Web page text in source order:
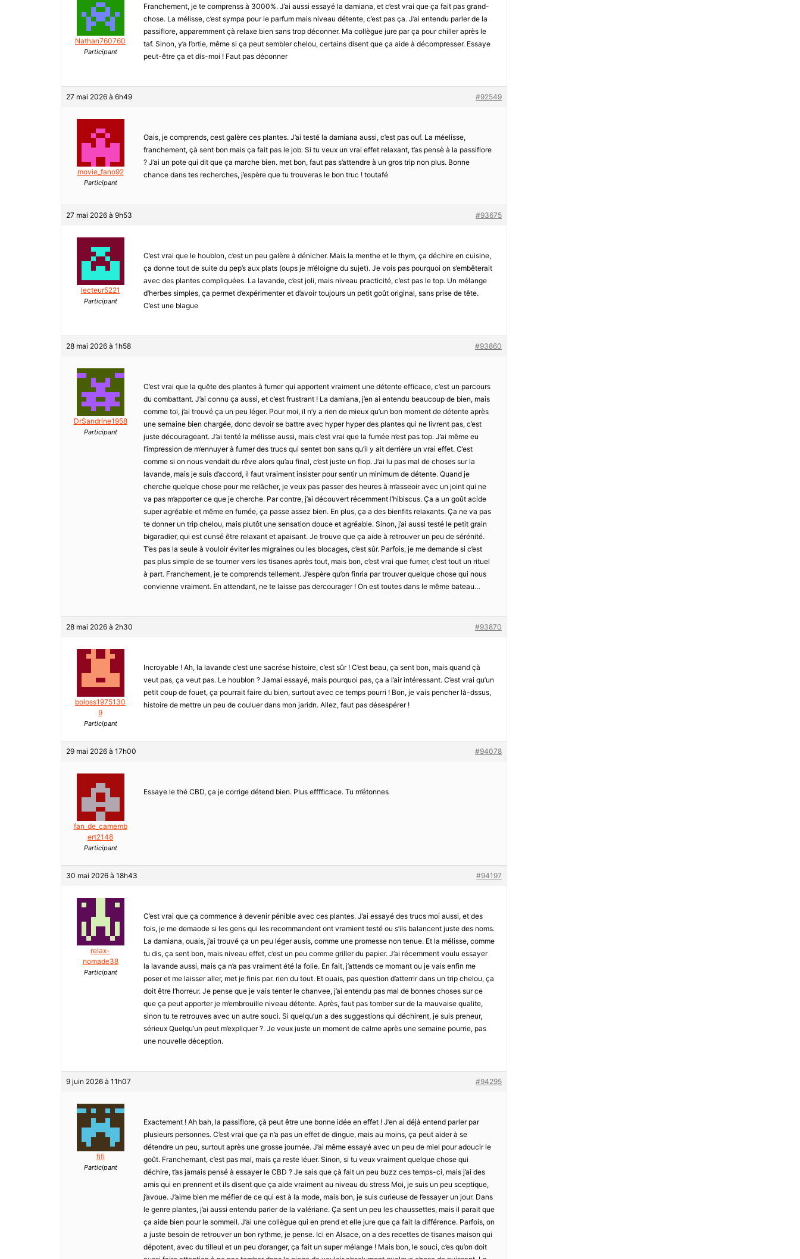
Nathan760760
Participant
Franchement, je te comprenss à 3000%. J’ai aussi essayé la damiana, et c’est vrai que ça fait pas grand-
chose. La mélisse, c’est sympa pour le parfum mais niveau détente, c’est pas ça. J’ai entendu parler de la
passiflore, apparemment çà relaxe bien sans trop déconner. Ma collègue jure par ça pour chiller après le
taf. Sinon, y’a l’ortie, même si ça peut sembler chelou, certains disent que ça aide à décompresser. Essaye
peut-être ça et dis-moi ! Faut pas déconner
27 mai 2026 à 6h49 #92549
movie_fano92
Participant
Oais, je comprends, cest galère ces plantes. J’ai testé la damiana aussi, c’est pas ouf. La méelisse,
franchement, çà sent bon mais ça fait pas le job. Si tu veux un vrai effet relaxant, t’as pensè à la passiflore
? J’ai un pote qui dit que ça marche bien. met bon, faut pas s’attendre à un gros trip non plus. Bonne
chance dans tes recherches, j’espère que tu trouveras le bon truc ! toutafé
27 mai 2026 à 9h53 #93675
lecteur5221
Participant
C’est vrai que le houblon, c’est un peu galère à dénicher. Mais la menthe et le thym, ça déchire en cuisine,
ça donne tout de suite du pep’s aux plats (oups je m’éloigne du sujet). Je vois pas pourquoi on s’embêterait
avec des plantes compliquées. La lavande, c’est joli, mais niveau practicité, c’est pas le top. Un mélange
d’herbes simples, ça permet d’expérimenter et d’avoir toujours un petit goût original, sans prise de tête.
C’est une blague
28 mai 2026 à 1h58 #93860
DrSandrine1958
Participant
C’est vrai que la quête des plantes à fumer qui apportent vraiment une détente efficace, c’est un parcours
du combattant. J’ai connu ça aussi, et c’est frustrant ! La damiana, j’en ai entendu beaucoup de bien, mais
comme toi, j’ai trouvé ça un peu léger. Pour moi, il n’y a rien de mieux qu’un bon moment de détente après
une semaine bien chargée, donc devoir se battre avec hyper hyper des plantes qui ne livrent pas, c’est
juste décourageant. J’ai tenté la mélisse aussi, mais c’est vrai que la fumée n’est pas top. J’ai même eu
l’impression de m’ennuyer à fumer des trucs qui sentet bon sans qu’il y ait derrière un vrai effet. C’est
comme si on nous vendait du rêve alors qu’au final, c’est juste un flop. J’ai lu pas mal de choses sur la
lavande, mais je suis d’accord, il faut vraiment insister pour sentir un minimum de détente. Quand je
cherche quelque chose pour me relâcher, je veux pas passer des heures à m’asseoir avec un joint qui ne
va pas m’apporter ce que je cherche. Par contre, j’ai découvert récemment l’hibiscus. Ça a un goût acide
super agréable et même en fumée, ça passe assez bien. En plus, ça a des bienfits relaxants. Ça ne va pas
te donner un trip chelou, mais plutôt une sensation douce et agréable. Sinon, j’ai aussi testé le petit grain
bigaradier, qui est cunsé être relaxant et apaisant. Je trouve que ça aide à retrouver un peu de sérénité.
T’es pas la seule à vouloir éviter les migraines ou les blocages, c’est sûr. Parfois, je me demande si c’est
pas plus simple de se tourner vers les tisanes après tout, mais bon, c’est vrai que fumer, c’est tout un rituel
à part. Franchement, je te comprends tellement. J’espère qu’on finria par trouver quelque chose qui nous
convienne vraiment. En attendant, ne te laisse pas dercourager ! On est toutes dans le même bateau…
28 mai 2026 à 2h30 #93870
boloss1975130
9
Participant
Incroyable ! Ah, la lavande c’est une sacrése histoire, c’est sûr ! C’est beau, ça sent bon, mais quand çà
veut pas, ça veut pas. Le houblon ? Jamai essayé, mais pourquoi pas, ça a l’air intéressant. C’est vrai qu’un
petit coup de fouet, ça pourrait faire du bien, surtout avec ce temps pourri ! Bon, je vais pencher là-dssus,
histoire de mettre un peu de couluer dans mon jaridn. Allez, faut pas désespérer !
29 mai 2026 à 17h00 #94078
fan_de_camemb
ert2148
Participant
Essaye le thé CBD, ça je corrige détend bien. Plus efffficace. Tu m’étonnes
30 mai 2026 à 18h43 #94197
relax-
nomade38
Participant
C’est vrai que ça commence à devenir pénible avec ces plantes. J’ai essayé des trucs moi aussi, et des
fois, je me demaode si les gens qui les recommandent ont vramient testé ou s’ils balancent juste des noms.
La damiana, ouais, j’ai trouvé ça un peu léger ausis, comme une promesse non tenue. Et la mélisse, comme
tu dis, ça sent bon, mais niveau effet, c’est un peu comme griller du papier. J’ai récemment voulu essayer
la lavande aussi, mais ça n’a pas vraiment été la folie. En fait, j’attends ce momant ou je vais enfin me
poser et me laisser aller, met je finis par. rien du tout. Et ouais, pas question d’atterrir dans un trip chelou, ça
doit être l’horreur. Je pense que je vais tenter le chanvee, j’ai entendu pas mal de bonnes choses sur ce
que ça peut apporter je m’embrouille niveau détente. Après, faut pas tomber sur de la mauvaise qualite,
sinon tu te retrouves avec un autre souci. Si quelqu’un a des suggestions qui déchirent, je suis preneur,
sérieux Quelqu’un peut m’expliquer ?. Je veux juste un moment de calme après une semaine pourrie, pas
une nouvelle déception.
9 juin 2026 à 11h07 #94295
fifi
Participant
Exactement ! Ah bah, la passiflore, çà peut être une bonne idée en effet ! J’en ai déjà entend parler par
plusieurs personnes. C’est vrai que ça n’a pas un effet de dingue, mais au moins, ça peut aider à se
détendre un peu, surtout après une grosse journée. J’ai même essayé avec un peu de miel pour adoucir le
goût. Franchemant, c’est pas mal, mais ça reste léuer. Sinon, si tu veux vraiment quelque chose qui
déchire, t’as jamais pensé à essayer le CBD ? Je sais que çà fait un peu buzz ces temps-ci, mais j’ai des
amis qui en prennent et ils disent que ça aide vraiment au niveau du stress Moi, je suis un peu sceptique,
j’avoue. J’aime bien me méfier de ce qui est à la mode, mais bon, je suis curieuse de l’essayer un jour. Dans
le genre plantes, j’ai aussi entendu parler de la valériane. Ça sent un peu les chaussettes, mais il parait que
ça aide bien pour le sommeil. J’ai une collègue qui en prend et elle jure que ça fait la différence. Parfois, on
a juste besoin de retrouver un bon rythme, je pense. Ici en Alsace, on a des recettes de tisanes maison qui
dépotent, avec du tilleul et un peu d’oranger, ça fait un super mélange ! Mais bon, le souci, c’es qu’on doit